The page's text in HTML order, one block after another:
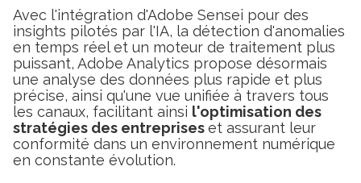
Avec l'intégration d'Adobe Sensei pour des
insights pilotés par l'IA, la détection d'anomalies
en temps réel et un moteur de traitement plus
puissant, Adobe Analytics propose désormais
une analyse des données plus rapide et plus
précise, ainsi qu'une vue unifiée à travers tous
les canaux, facilitant ainsi l'optimisation des
stratégies des entrepriseset assurant leur
conformité dans un environnement numérique
en constante évolution.